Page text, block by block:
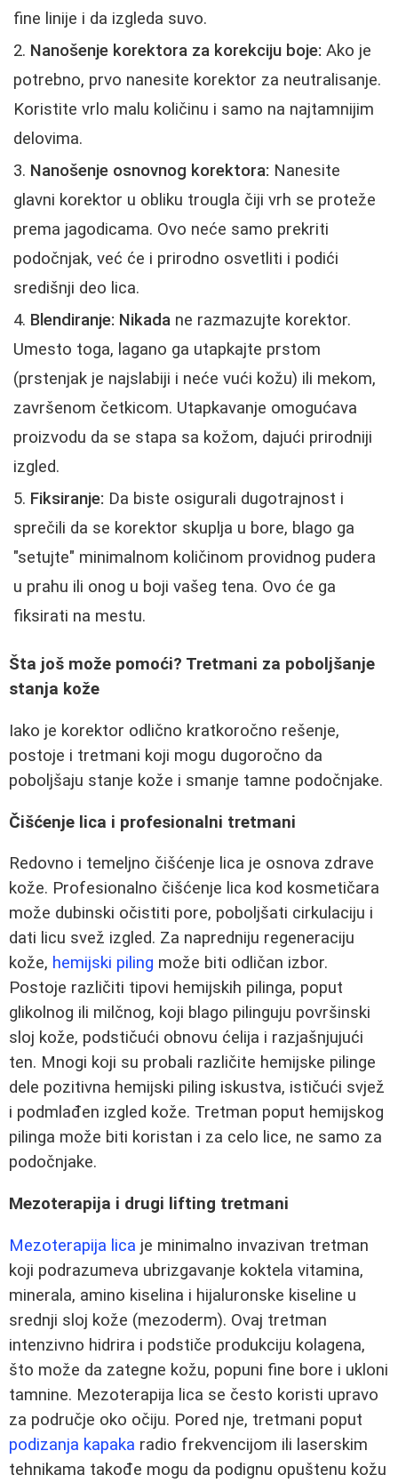
fine linije i da izgleda suvo.
Nanošenje korektora za korekciju boje: Ako je
potrebno, prvo nanesite korektor za neutralisanje.
Koristite vrlo malu količinu i samo na najtamnijim
delovima.
Nanošenje osnovnog korektora: Nanesite
glavni korektor u obliku trougla čiji vrh se proteže
prema jagodicama. Ovo neće samo prekriti
podočnjak, već će i prirodno osvetliti i podići
središnji deo lica.
Blendiranje: Nikada ne razmazujte korektor.
Umesto toga, lagano ga utapkajte prstom
(prstenjak je najslabiji i neće vući kožu) ili mekom,
završenom četkicom. Utapkavanje omogućava
proizvodu da se stapa sa kožom, dajući prirodniji
izgled.
Fiksiranje: Da biste osigurali dugotrajnost i
sprečili da se korektor skuplja u bore, blago ga
"setujte" minimalnom količinom providnog pudera
u prahu ili onog u boji vašeg tena. Ovo će ga
fiksirati na mestu.
Šta još može pomoći? Tretmani za poboljšanje
stanja kože
Iako je korektor odlično kratkoročno rešenje,
postoje i tretmani koji mogu dugoročno da
poboljšaju stanje kože i smanje tamne podočnjake.
Čišćenje lica i profesionalni tretmani
Redovno i temeljno čišćenje lica je osnova zdrave
kože. Profesionalno čišćenje lica kod kosmetičara
može dubinski očistiti pore, poboljšati cirkulaciju i
dati licu svež izgled. Za napredniju regeneraciju
kože, hemijski piling može biti odličan izbor.
Postoje različiti tipovi hemijskih pilinga, poput
glikolnog ili milčnog, koji blago pilinguju površinski
sloj kože, podstičući obnovu ćelija i razjašnjujući
ten. Mnogi koji su probali različite hemijske pilinge
dele pozitivna hemijski piling iskustva, ističući svjež
i podmlađen izgled kože. Tretman poput hemijskog
pilinga može biti koristan i za celo lice, ne samo za
podočnjake.
Mezoterapija i drugi lifting tretmani
Mezoterapija lica je minimalno invazivan tretman
koji podrazumeva ubrizgavanje koktela vitamina,
minerala, amino kiselina i hijaluronske kiseline u
srednji sloj kože (mezoderm). Ovaj tretman
intenzivno hidrira i podstiče produkciju kolagena,
što može da zategne kožu, popuni fine bore i ukloni
tamnine. Mezoterapija lica se često koristi upravo
za područje oko očiju. Pored nje, tretmani poput
podizanja kapaka radio frekvencijom ili laserskim
tehnikama takođe mogu da podignu opuštenu kožu